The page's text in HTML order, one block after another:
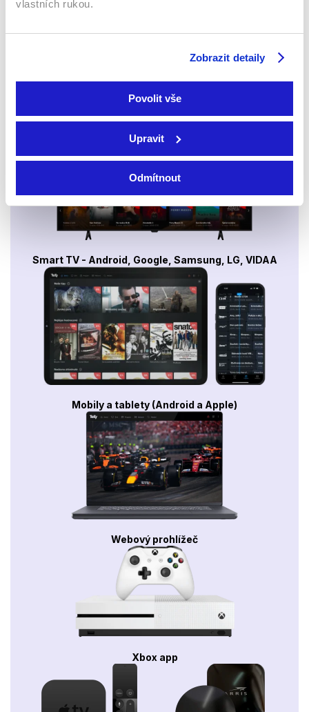
vlastních rukou.
Zobrazit detaily
Povolit vše
Upravit
Odmítnout
Sledovat internetovou televizi jde odkudkoliv
po celé EU, a to až na 6 zařízeních.
Smart TV - Android, Google, Samsung, LG, VIDAA
Mobily a tablety (Android a Apple)
Webový prohlížeč
Xbox app